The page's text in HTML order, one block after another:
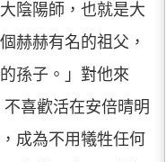
陰陽師，也就是大
赫赫有名的祖父，
孫子。」對他來
喜歡活在安倍晴明
成為不用犧牲任何